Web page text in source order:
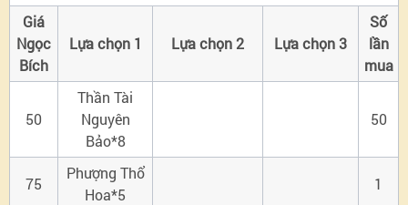
Giá
Ngọc
Bích
Lựa chọn 1 Lựa chọn 2 Lựa chọn 3
Số
lần
mua
50
Thần Tài
Nguyên
Bảo*8
50
75
Phượng Thổ
Hoa*5
1